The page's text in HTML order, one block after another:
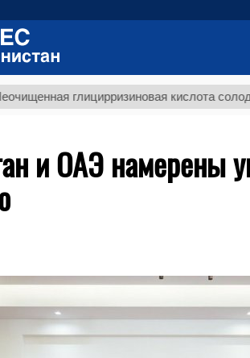
глицирризиновая кислота солодкового
и ОАЭ намерены